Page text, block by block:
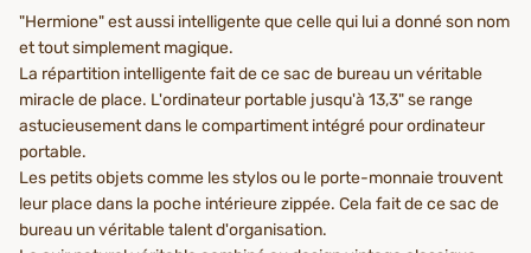
"Hermione" est aussi intelligente que celle qui lui a donné son nom
et tout simplement magique.
La répartition intelligente fait de ce sac de bureau un véritable
miracle de place. L'ordinateur portable jusqu'à 13,3" se range
astucieusement dans le compartiment intégré pour ordinateur
portable.
Les petits objets comme les stylos ou le porte-monnaie trouvent
leur place dans la poche intérieure zippée. Cela fait de ce sac de
bureau un véritable talent d'organisation.